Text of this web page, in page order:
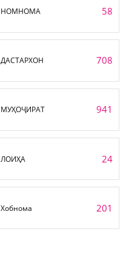
НОМНОМА 58
ДАСТАРХОН 708
МУҲОҶИРАТ 941
ЛОИҲА 24
Хобнома 201